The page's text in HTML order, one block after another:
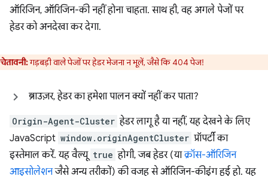
ऑरिजिन, ऑरिजिन-की नहीं होना चाहता. साथ ही, वह अगले पेजों पर
हेडर को अनदेखा कर देगा.
चेतावनी:गड़बड़ी वाले पेजों पर हेडर भेजना न भूलें, जैसे कि 404 पेज!
ब्राउज़र, हेडर का हमेशा पालन क्यों नहीं कर पाता?
Origin-Agent-Cluster हेडर लागू है या नहीं, यह देखने के लिए
JavaScript window.originAgentCluster प्रॉपर्टी का
इस्तेमाल करें. यह वैल्यू true होगी, जब हेडर (याक्रॉस-ऑरिजिन
आइसोलेशनजैसे अन्य तरीकों) की वजह से ऑरिजिन-कीइंग हुई हो. यह